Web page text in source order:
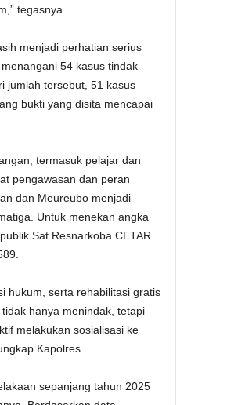
tegasnya.
menjadi perhatian serius
54 kasus tindak
jumlah tersebut, 51 kasus
bukti yang disita mencapai
termasuk pelajar dan
pengawasan dan peran
dan Meureubo menjadi
Untuk menekan angka
Sat Resnarkoba CETAR
hukum, serta rehabilitasi gratis
hanya menindak, tetapi
melakukan sosialisasi ke
Kapolres.
sepanjang tahun 2025